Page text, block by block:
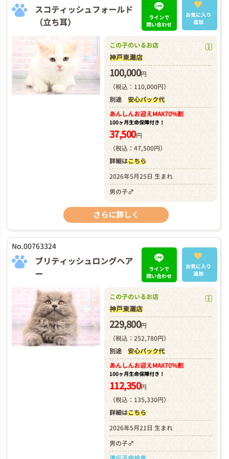
スコティッシュフォールド
（立ち耳）
ラインで
問い合わせ
お気に入り
追加
この子のいるお店
神戸東灘店
100,000円
（税込：110,000円）
別途 安心パック代
あんしんお迎えMAX70%割
100ヶ月生命保障付き！
37,500円
（税込：47,500円）
詳細はこちら
2026年5月25日 生まれ
男の子♂
さらに詳しく
No.00763324
ブリティッシュロングヘア
ー
ラインで
問い合わせ
お気に入り
追加
この子のいるお店
神戸東灘店
229,800円
（税込：252,780円）
別途 安心パック代
あんしんお迎えMAX70%割
100ヶ月生命保障付き！
112,350円
（税込：135,330円）
詳細はこちら
2026年5月21日 生まれ
男の子♂